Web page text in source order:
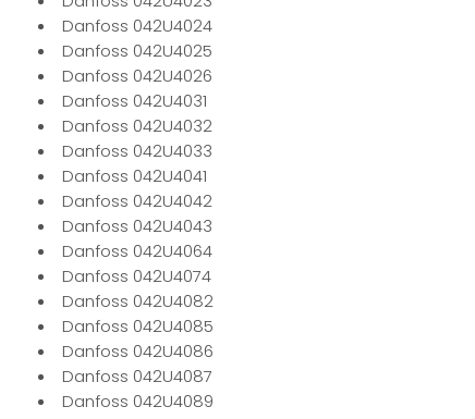
Danfoss 042U4024
Danfoss 042U4025
Danfoss 042U4026
Danfoss 042U4031
Danfoss 042U4032
Danfoss 042U4033
Danfoss 042U4041
Danfoss 042U4042
Danfoss 042U4043
Danfoss 042U4064
Danfoss 042U4074
Danfoss 042U4082
Danfoss 042U4085
Danfoss 042U4086
Danfoss 042U4087
Danfoss 042U4089